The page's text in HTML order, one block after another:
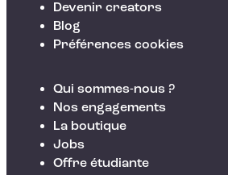
Devenir creators
Blog
Préférences cookies
Qui sommes-nous ?
Nos engagements
La boutique
Jobs
Offre étudiante